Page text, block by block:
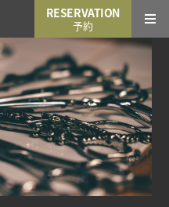
RESERVATION
予約